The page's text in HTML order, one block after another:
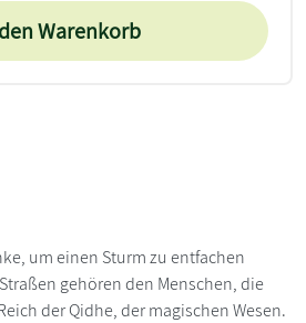
Warenkorb
um einen Sturm zu entfachen
gehören den Menschen, die
der Qidhe, der magischen Wesen.